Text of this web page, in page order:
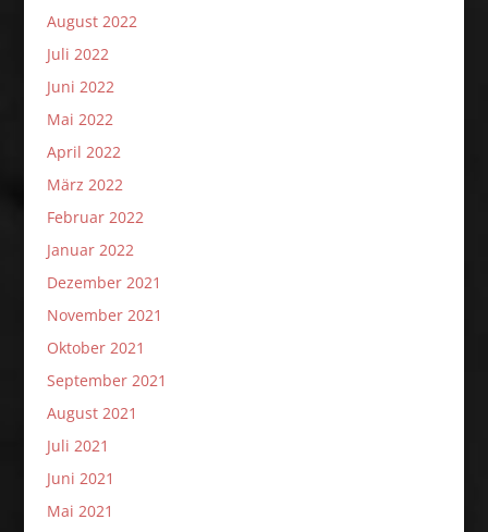
August 2022
Juli 2022
Juni 2022
Mai 2022
April 2022
März 2022
Februar 2022
Januar 2022
Dezember 2021
November 2021
Oktober 2021
September 2021
August 2021
Juli 2021
Juni 2021
Mai 2021